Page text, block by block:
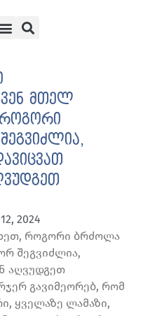
მთელ
2024
როგორი ბრძოლა
შეგვიძლია,
აღვუდგეთ
გავიმეორებ, რომ
ყველაზე ლამაზი,